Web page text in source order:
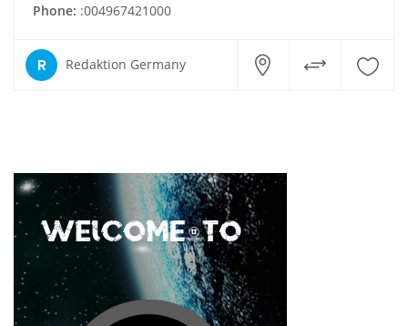
Phone: :004967421000
R Redaktion Germany